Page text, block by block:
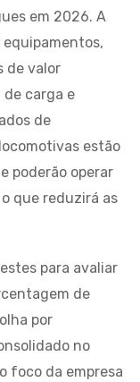
em 2026. A
de valor
carga e
de
estão
poderão operar
que reduzirá as
para avaliar
de
por
no
foco da empresa